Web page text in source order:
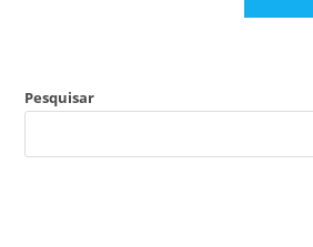
Pesquisar